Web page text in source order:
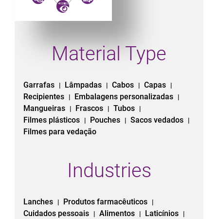
Material Type
Garrafas | Lâmpadas | Cabos | Capas |
Recipientes | Embalagens personalizadas |
Mangueiras | Frascos | Tubos |
Filmes plásticos | Pouches | Sacos vedados |
Filmes para vedação
Industries
Lanches | Produtos farmacêuticos |
Cuidados pessoais | Alimentos | Laticínios |